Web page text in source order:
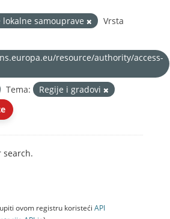
lokalne samouprave
Vrsta
resource/authority/access-
Tema:
Regije i gradovi
search.
ovom registru koristeći API